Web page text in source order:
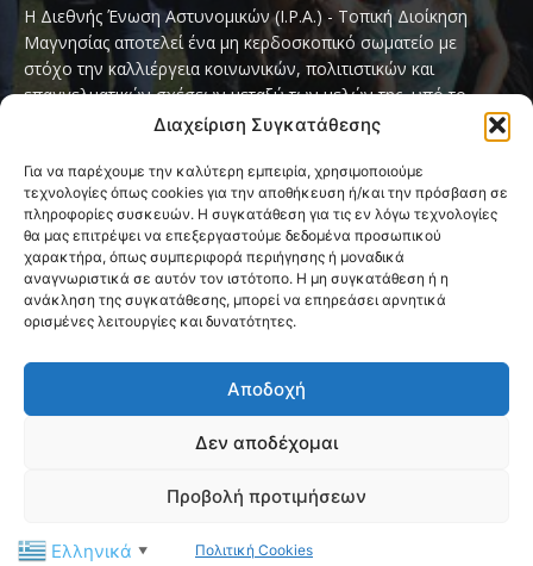
Διαχείριση Συγκατάθεσης
Για να παρέχουμε την καλύτερη εμπειρία, χρησιμοποιούμε
τεχνολογίες όπως cookies για την αποθήκευση ή/και την πρόσβαση σε
πληροφορίες συσκευών. Η συγκατάθεση για τις εν λόγω τεχνολογίες
θα μας επιτρέψει να επεξεργαστούμε δεδομένα προσωπικού
χαρακτήρα, όπως συμπεριφορά περιήγησης ή μοναδικά
αναγνωριστικά σε αυτόν τον ιστότοπο. Η μη συγκατάθεση ή η
ανάκληση της συγκατάθεσης, μπορεί να επηρεάσει αρνητικά
ορισμένες λειτουργίες και δυνατότητες.
Αποδοχή
Δεν αποδέχομαι
Προβολή προτιμήσεων
Πολιτική Cookies
Η Διεθνής Ένωση Αστυνομικών (I.P.A.) - Τοπική Διοίκηση
Μαγνησίας αποτελεί ένα μη κερδοσκοπικό σωματείο με
στόχο την καλλιέργεια κοινωνικών, πολιτιστικών και
επαγγελματικών σχέσεων μεταξύ των μελών της, υπό το
παγκόσμιο σύνθημα «Servo per Amikeco» (Υπηρετώ δια της
Contact us:ipamagnesia@gmail.com
FOLLOW US
@2026 I.P.A. Magnesia by paggus
Privacy & Terms Page
Επικοινωνία
Ελληνικά ▼